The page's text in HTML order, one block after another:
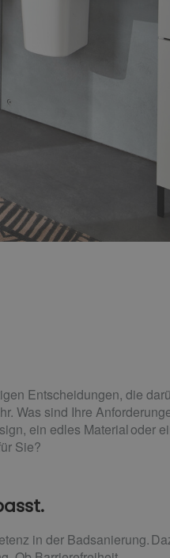
Entscheidungen, die
Was sind Ihre
ein edles Material oder
Sie?
in der Badsanierung.